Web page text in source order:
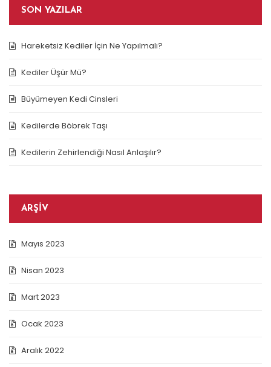
SON YAZILAR
Hareketsiz Kediler İçin Ne Yapılmalı?
Kediler Üşür Mü?
Büyümeyen Kedi Cinsleri
Kedilerde Böbrek Taşı
Kedilerin Zehirlendiği Nasıl Anlaşılır?
ARŞIV
Mayıs 2023
Nisan 2023
Mart 2023
Ocak 2023
Aralık 2022